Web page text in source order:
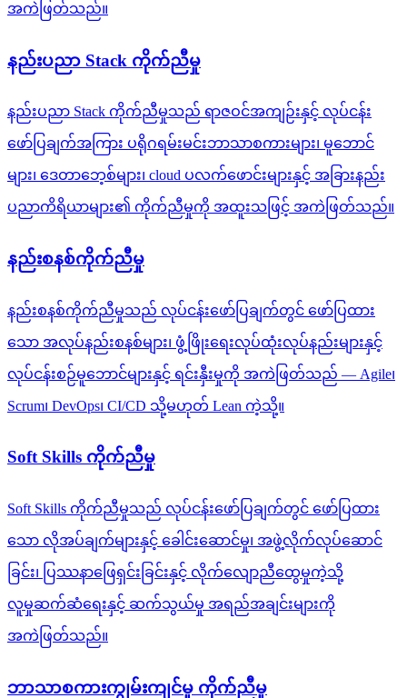
အကဲဖြတ်သည်။
နည်းပညာ Stack ကိုက်ညီမှု
နည်းပညာ Stack ကိုက်ညီမှုသည် ရာဇဝင်အကျဉ်းနှင့် လုပ်ငန်း
ဖော်ပြချက်အကြား ပရိုဂရမ်းမင်းဘာသာစကားများ၊ မူဘောင်
များ၊ ဒေတာဘေ့စ်များ၊ cloud ပလက်ဖောင်းများနှင့် အခြားနည်း
ပညာကိရိယာများ၏ ကိုက်ညီမှုကို အထူးသဖြင့် အကဲဖြတ်သည်။
နည်းစနစ်ကိုက်ညီမှု
နည်းစနစ်ကိုက်ညီမှုသည် လုပ်ငန်းဖော်ပြချက်တွင် ဖော်ပြထား
သော အလုပ်နည်းစနစ်များ၊ ဖွံ့ဖြိုးရေးလုပ်ထုံးလုပ်နည်းများနှင့်
လုပ်ငန်းစဉ်မူဘောင်များနှင့် ရင်းနှီးမှုကို အကဲဖြတ်သည် — Agile၊
Scrum၊ DevOps၊ CI/CD သို့မဟုတ် Lean ကဲ့သို့။
Soft Skills ကိုက်ညီမှု
Soft Skills ကိုက်ညီမှုသည် လုပ်ငန်းဖော်ပြချက်တွင် ဖော်ပြထား
သော လိုအပ်ချက်များနှင့် ခေါင်းဆောင်မှု၊ အဖွဲ့လိုက်လုပ်ဆောင်
ခြင်း၊ ပြဿနာဖြေရှင်းခြင်းနှင့် လိုက်လျောညီထွေမှုကဲ့သို့
လူမှုဆက်ဆံရေးနှင့် ဆက်သွယ်မှု အရည်အချင်းများကို
အကဲဖြတ်သည်။
ဘာသာစကားကျွမ်းကျင်မှု ကိုက်ညီမှု